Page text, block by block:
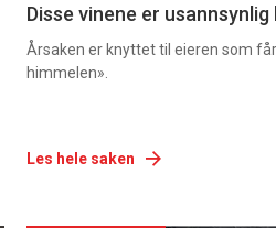
Disse vinene er usannsynlig
Årsaken er knyttet til eieren som
himmelen».
Les hele saken